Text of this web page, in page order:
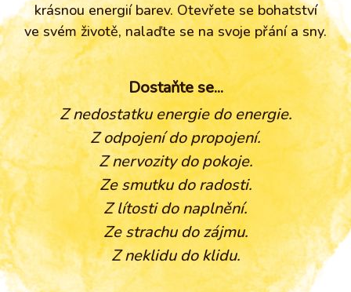
krásnou energií barev. Otevřete se bohatství
ve svém životě, nalaďte se na svoje přání a sny.
Dostaňte se...
Z nedostatku energie do energie.
Z odpojení do propojení.
Z nervozity do pokoje.
Ze smutku do radosti.
Z lítosti do naplnění.
Ze strachu do zájmu.
Z neklidu do klidu.